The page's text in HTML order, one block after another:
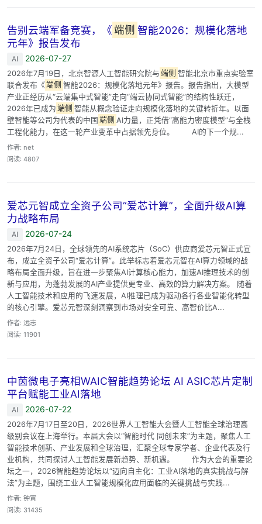
告别云端军备竞赛，《 端侧 智能2026：规模化落地
元年》报告发布
AI 2026-07-27
2026年7月19日，北京智源人工智能研究院与 端侧 智能北京市重点实验室
联合发布《 端侧 智能2026：规模化落地元年》报告。报告指出，大模型
产业正经历从“云端集中式智能”走向“端云协同式智能”的结构性跃迁，
2026年已成为 端侧 智能从概念验证走向规模化落地的关键转折年。以面
壁智能等公司为代表的中国 端侧 AI力量，正凭借“高能力密度模型”与全栈
工程化能力，在这一轮产业变革中占据领先身位。 AI的下一个规...
作者: net
阅读: 4807
爱芯元智成立全资子公司“爱芯计算”，全面升级AI算
力战略布局
AI 2026-07-24
2026年7月24日，全球领先的AI系统芯片（SoC）供应商爱芯元智正式宣
布，成立全资子公司“爱芯计算”。此举标志着爱芯元智在AI算力领域的战
略布局全面升级，旨在进一步聚焦AI计算核心能力，加速AI推理技术的创
新与应用，为蓬勃发展的AI产业提供更专业、高效的算力解决方案。 随着
人工智能技术和应用的飞速发展，AI推理已成为驱动各行各业智能化转型
的核心引擎。爱芯元智深刻洞察到市场对安全可靠、高智价比A...
作者: 远志
阅读: 11901
中茵微电子亮相WAIC智能趋势论坛 AI ASIC芯片定制
平台赋能工业AI落地
AI 2026-07-22
2026年7月17日至20日，2026世界人工智能大会暨人工智能全球治理高
级别会议在上海举行。本届大会以“智能时代 同创未来”为主题，聚焦人工
智能技术创新、产业发展和全球治理，汇聚全球专家学者、企业代表及行
业机构，共同探讨人工智能发展新趋势、新机遇。 作为大会的重要论
坛之一，2026智能趋势论坛以“迈向自主化：工业AI落地的真实挑战与解
法”为主题，围绕工业人工智能规模化应用面临的关键挑战与实践...
作者: 钟寅
阅读: 31435